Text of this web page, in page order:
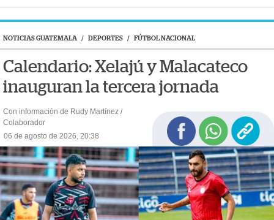
NOTICIAS GUATEMALA / DEPORTES / FÚTBOL NACIONAL
Calendario: Xelajú y Malacateco
inauguran la tercera jornada
Con información de Rudy Martínez /
Colaborador
06 de agosto de 2026, 20:38